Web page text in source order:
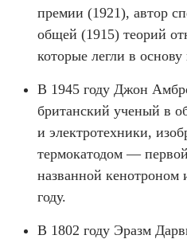
премии (1921), автор
общей (1915) теорий
которые легли в
В 1945 году Джон
британский ученый в
и электротехники,
термокатодом —
названной кенотроном
году.
В 1802 году Эразм